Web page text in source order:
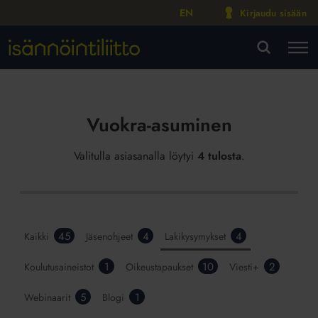
EN Kirjaudu sisään
Vuokra-asuminen
Valitulla asiasanalla löytyi 4 tulosta.
Kaikki 45 Jäsenohjeet 4 Lakikysymykset 4
Koulutusaineistot 1 Oikeustapaukset 10 Viesti+ 2
Webinaarit 5 Blogi 1